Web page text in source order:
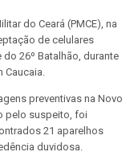
do Ceará (PMCE), na
de celulares
26º Batalhão, durante
Caucaia.
preventivas na Novo
pelo suspeito, foi
21 aparelhos
duvidosa.